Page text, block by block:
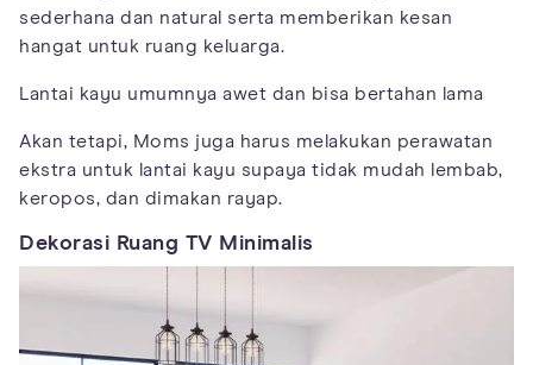
sederhana dan natural serta memberikan kesan
hangat untuk ruang keluarga.
Lantai kayu umumnya awet dan bisa bertahan lama
Akan tetapi, Moms juga harus melakukan perawatan
ekstra untuk lantai kayu supaya tidak mudah lembab,
keropos, dan dimakan rayap.
Dekorasi Ruang TV Minimalis